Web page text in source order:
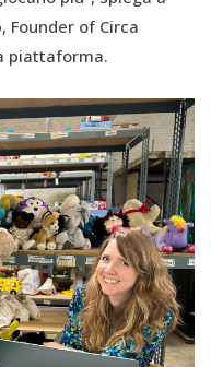
, Founder of Circa
piattaforma.